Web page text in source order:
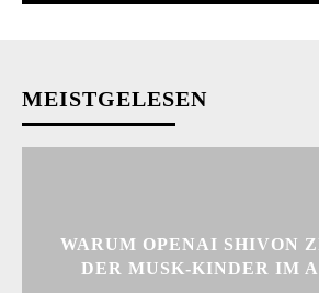
MEISTGELESEN
WARUM OPENAI SHIVON
DER MUSK-KINDER IM